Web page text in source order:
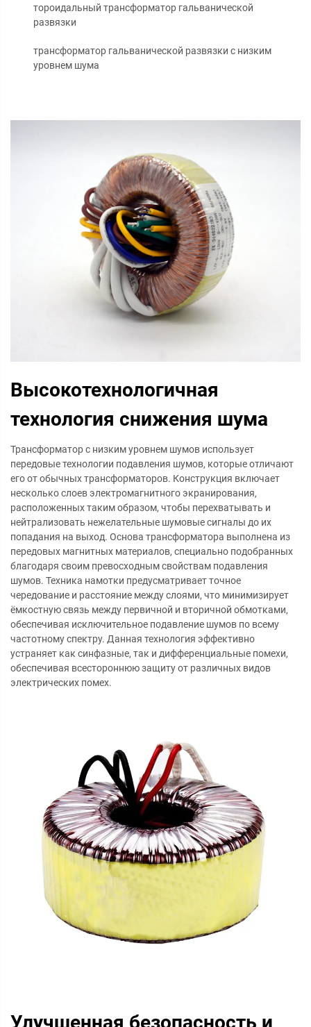
тороидальный трансформатор гальванической
развязки
трансформатор гальванической развязки с низким
уровнем шума
Высокотехнологичная
технология снижения шума
Трансформатор с низким уровнем шумов использует
передовые технологии подавления шумов, которые отличают
его от обычных трансформаторов. Конструкция включает
несколько слоев электромагнитного экранирования,
расположенных таким образом, чтобы перехватывать и
нейтрализовать нежелательные шумовые сигналы до их
попадания на выход. Основа трансформатора выполнена из
передовых магнитных материалов, специально подобранных
благодаря своим превосходным свойствам подавления
шумов. Техника намотки предусматривает точное
чередование и расстояние между слоями, что минимизирует
ёмкостную связь между первичной и вторичной обмотками,
обеспечивая исключительное подавление шумов по всему
частотному спектру. Данная технология эффективно
устраняет как синфазные, так и дифференциальные помехи,
обеспечивая всестороннюю защиту от различных видов
электрических помех.